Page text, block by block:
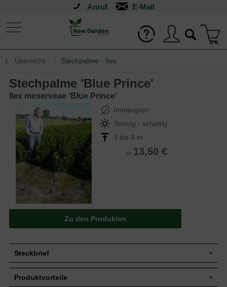
Anruf
Übersicht Stechpalme - Ilex
Stechpalme 'Blue Prince'
Ilex meserveae 'Blue Prince'
Immergrün
Sonnig - schattig
3 bis 4 m
ab 13,50 €
Zu den Produkten
Steckbrief
Zuwachs
Produktvorteile